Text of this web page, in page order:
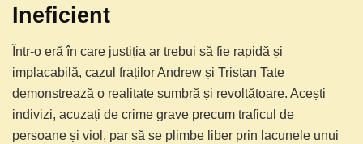
Ineficient
Într-o eră în care justiția ar trebui să fie rapidă și
implacabilă, cazul fraților Andrew și Tristan Tate
demonstrează o realitate sumbră și revoltătoare. Acești
indivizi, acuzați de crime grave precum traficul de
persoane și viol, par să se plimbe liber prin lacunele unui